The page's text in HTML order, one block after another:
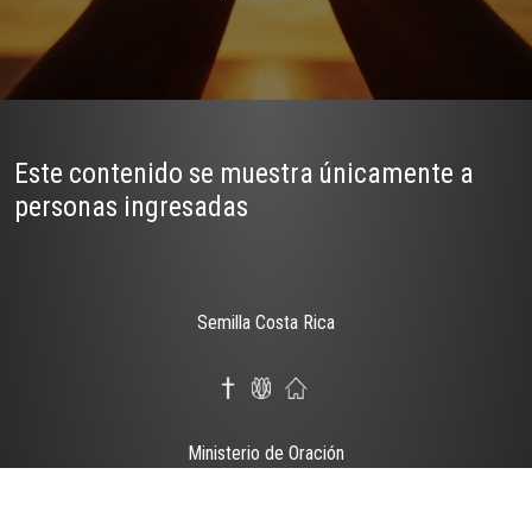
Este contenido se muestra únicamente a
personas ingresadas
Semilla Costa Rica
Ministerio de Oración